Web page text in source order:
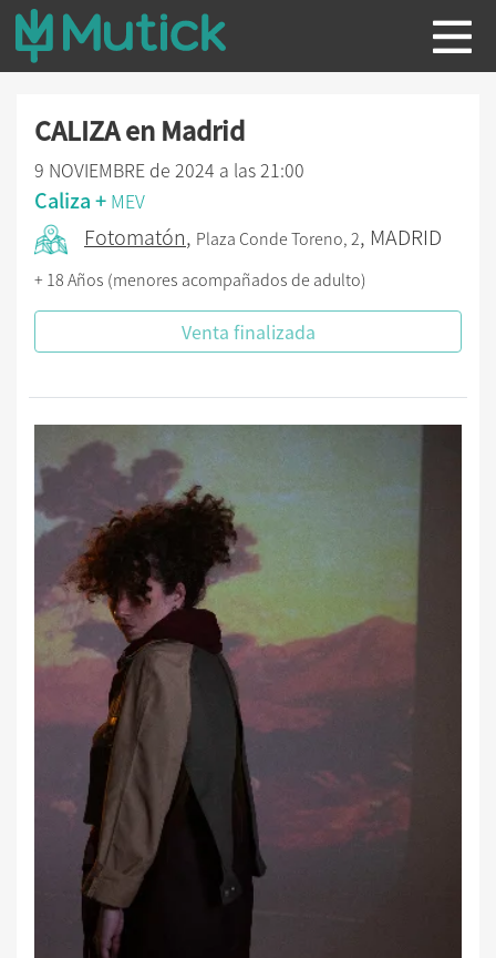
CALIZA en Madrid
9 NOVIEMBRE de 2024 a las 21:00
Caliza + MEV
Fotomatón, Plaza Conde Toreno, 2, MADRID
+ 18 Años (menores acompañados de adulto)
Venta finalizada